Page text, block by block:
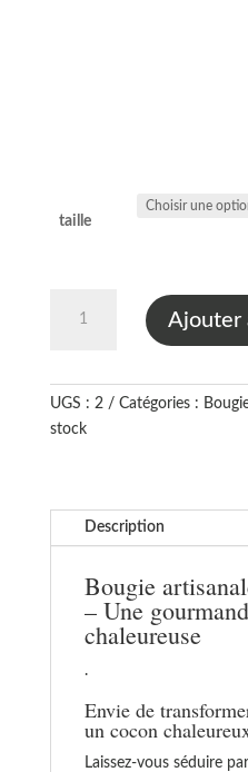
taille
parfum
biscuit
Ajouter
UGS : 2 Catégories :
stock
Description
Bougie
– Une
chaleureuse
.
Envie de
un cocon
Laissez-vous séduire